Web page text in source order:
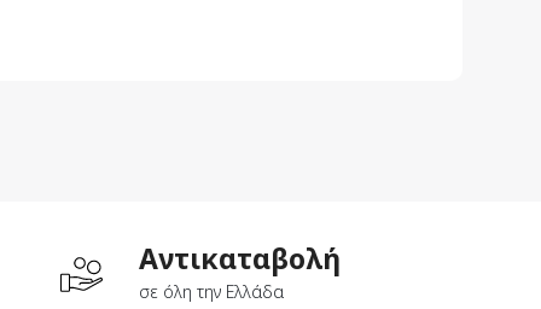
Aντικαταβολή
σε όλη την Ελλάδα